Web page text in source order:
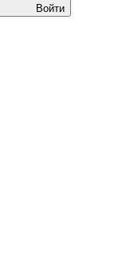
Войти